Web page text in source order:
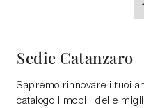
1
Sedie Catanzaro
Sapremo rinnovare i tuoi
catalogo i mobili delle